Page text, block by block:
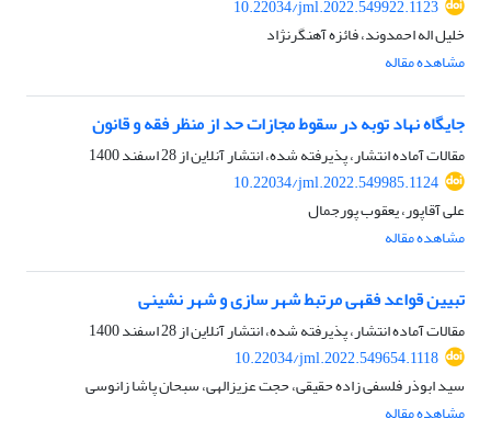
10.22034/jml.2022.549922.1123
خلیل اله احمدوند، فائزه آهنگرنژاد
مشاهده مقاله
جایگاه نهاد توبه در سقوط مجازات حد از منظر فقه و قانون
مقالات آماده انتشار، پذیرفته شده، انتشار آنلاین از28 اسفند 1400
10.22034/jml.2022.549985.1124
علی آقاپور، یعقوب پورجمال
مشاهده مقاله
تبیین قواعد فقهی مرتبط شهر سازی و شهر نشینی
مقالات آماده انتشار، پذیرفته شده، انتشار آنلاین از28 اسفند 1400
10.22034/jml.2022.549654.1118
سید ابوذر فلسفی زاده حقیقی، حجت عزیزالهی، سبحان پاشا زانوسی
مشاهده مقاله